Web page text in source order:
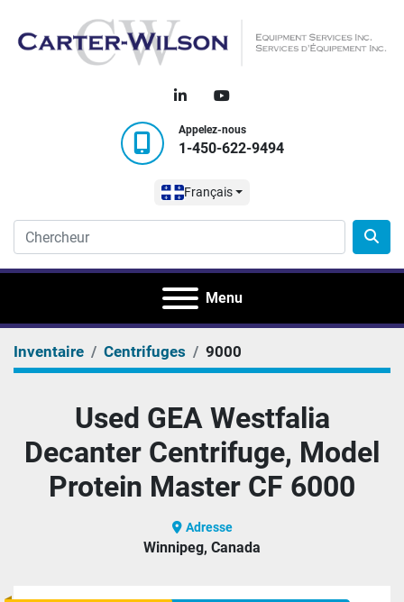
linkedinyoutube
Appelez-nous
1-450-622-9494
Français
Menu
Inventaire Centrifuges 9000
Used GEA Westfalia
Decanter Centrifuge, Model
Protein Master CF 6000
Adresse
Winnipeg, Canada